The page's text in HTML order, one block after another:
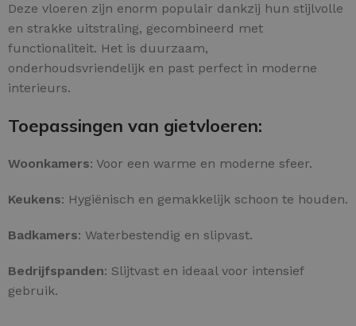
Deze vloeren zijn enorm populair dankzij hun stijlvolle
en strakke uitstraling, gecombineerd met
functionaliteit. Het is duurzaam,
onderhoudsvriendelijk en past perfect in moderne
interieurs.
Toepassingen van gietvloeren:
Woonkamers: Voor een warme en moderne sfeer.
Keukens: Hygiënisch en gemakkelijk schoon te houden.
Badkamers: Waterbestendig en slipvast.
Bedrijfspanden: Slijtvast en ideaal voor intensief
gebruik.